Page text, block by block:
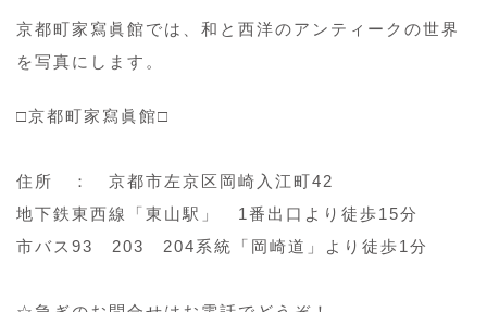
京都町家寫眞館では、和と西洋のアンティークの世界
を写真にします。
□京都町家寫眞館□
住所 ： 京都市左京区岡崎入江町42
地下鉄東西線「東山駅」 1番出口より徒歩15分
市バス93 203 204系統「岡崎道」より徒歩1分